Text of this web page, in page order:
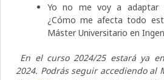
Yo no me voy a adaptar
¿Cómo me afecta todo
Máster Universitario en
En el curso 2024/25 estará ya
2024. Podrás seguir accediendo al